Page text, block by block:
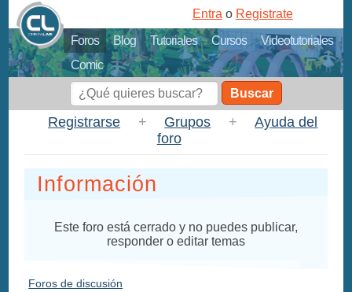
Foros Blog Tutoriales Cursos
Videotutoriales
Comic
Entra o Registrate
Buscar
Registrarse + Grupos +
Ayuda del
foro
Información
Este foro está cerrado y no puedes publicar,
responder o editar temas
Foros de discusión